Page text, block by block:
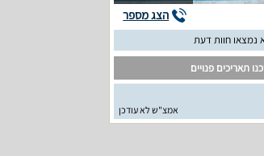
הצג מספר
נמצאו חוות דעת
תאריכים פנויים
אמצ"ש לא עודכן